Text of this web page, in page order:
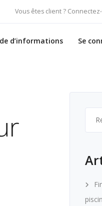
Vous êtes client ?
d’informations Se